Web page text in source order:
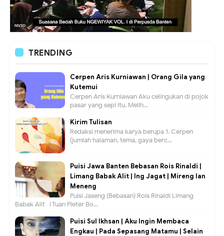
TRENDING
Cerpen Aris Kurniawan | Orang Gila yang
Kutemui
Cerpen Aris Kurniawan Aku celingukan di pojok
pasar yang sepi itu. Melih...
Kirim Tulisan
Redaksi menerima karya berupa 1. Cerpen
(jumlah halaman, tema, gaya berc...
Puisi Jawa Banten Bebasan Rois Rinaldi |
Limang Babak Alit | Ing Jagat | Mireng lan
Meneng
Puisi Jaseng (Bebasan) Rois Rinaldi Limang
Babak Alit I Tuan Pieter Bo...
Puisi Sul Ikhsan | Aku Ingin Membaca
Engkau | Pada Sepasang Matamu | Selain